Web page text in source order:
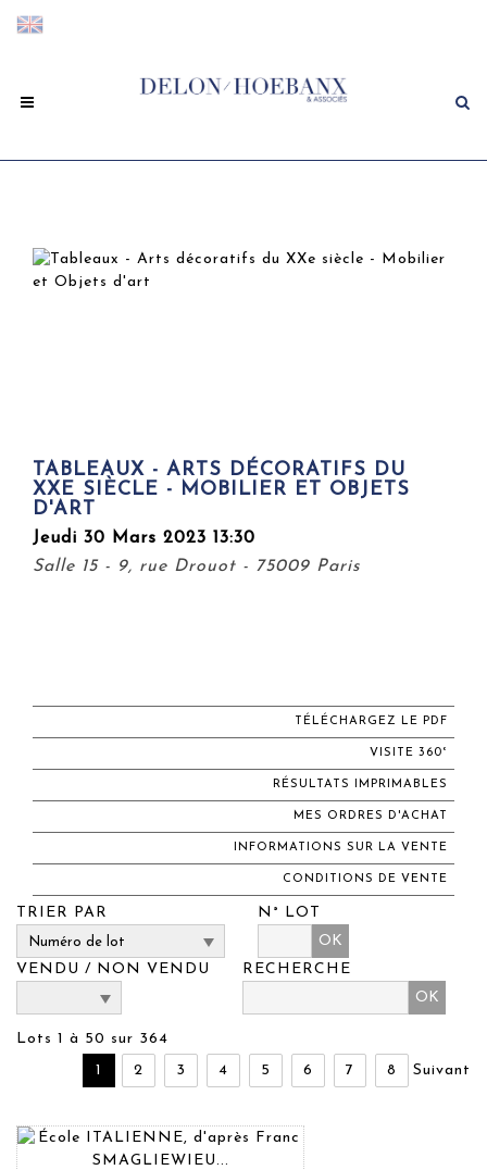
TABLEAUX - ARTS DÉCORATIFS DU
XXE SIÈCLE - MOBILIER ET OBJETS
D'ART
Jeudi 30 Mars 2023 13:30
Salle 15 - 9, rue Drouot - 75009 Paris
TÉLÉCHARGEZ LE PDF
VISITE 360°
RÉSULTATS IMPRIMABLES
MES ORDRES D'ACHAT
INFORMATIONS SUR LA VENTE
CONDITIONS DE VENTE
TRIER PAR
N° LOT
OK
VENDU / NON VENDU
RECHERCHE
Lots 1 à 50 sur 364
1
2 3 4 5 6 7 8 Suivant